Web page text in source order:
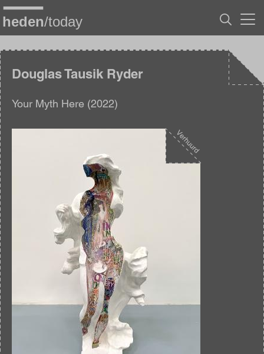
Overslaan
en
naar
inhoud
gaanDouglas Tausik Ryder
Your Myth Here (2022)